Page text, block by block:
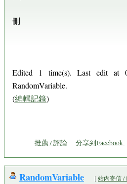
刪
Edited 1 time(s). Last edit at
RandomVariable.
(編輯記錄)
推薦 / 評論 分享到Facebook
RandomVariable [站內寄信 /